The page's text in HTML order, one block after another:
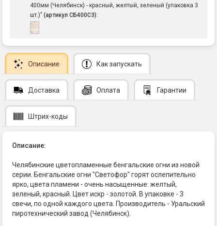
400мм (Челябинск) - красный, желтый, зеленый (упаковка 3
шт.)" (артикул СБ400С3):
Описание Как запускать
Доставка Оплата Гарантии
Штрих-коды
Описание:
Челябинские цветопламенные бенгальские огни из новой
серии. Бенгальские огни "Светофор" горят ослепительно
ярко, цвета пламени - очень насыщенные: желтый,
зеленый, красный. Цвет искр - золотой. В упаковке - 3
свечи, по одной каждого цвета. Производитель - Уральский
пиротехнический завод (Челябинск).